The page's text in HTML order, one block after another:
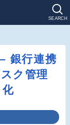
SEARCH
銀行連携
ク管理